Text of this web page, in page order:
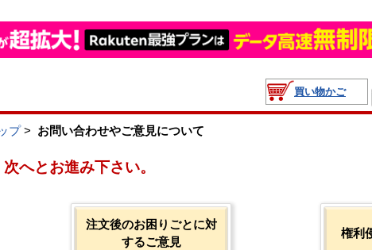
買い物かご
プ> お問い合わせやご意見について
へとお進み下さい。
注文後のお困りごとに対
するご意見
権利